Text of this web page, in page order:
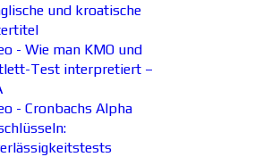
und kroatische
- Wie man KMO und
Test interpretiert –
- Cronbachs Alpha